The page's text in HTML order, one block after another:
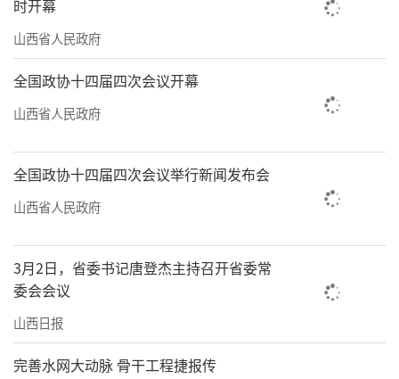
时开幕
山西省人民政府
全国政协十四届四次会议开幕
山西省人民政府
全国政协十四届四次会议举行新闻发布会
山西省人民政府
3月2日，省委书记唐登杰主持召开省委常
委会会议
山西日报
完善水网大动脉 骨干工程捷报传